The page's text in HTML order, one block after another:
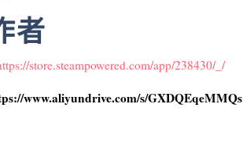
者
store.steampowered.com/app/238430/_/
www.aliyundrive.com/s/GXDQEqeMMQs